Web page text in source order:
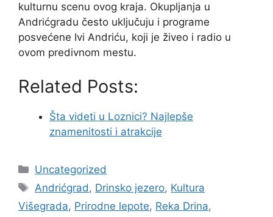
kulturnu scenu ovog kraja. Okupljanja u
Andrićgradu često uključuju i programe
posvećene Ivi Andriću, koji je živeo i radio u
ovom predivnom mestu.
Related Posts:
Šta videti u Loznici? Najlepše
znamenitosti i atrakcije
Categories
Uncategorized
Tags
Andrićgrad , Drinsko jezero, Kultura
Višegrada, Prirodne lepote, Reka Drina,